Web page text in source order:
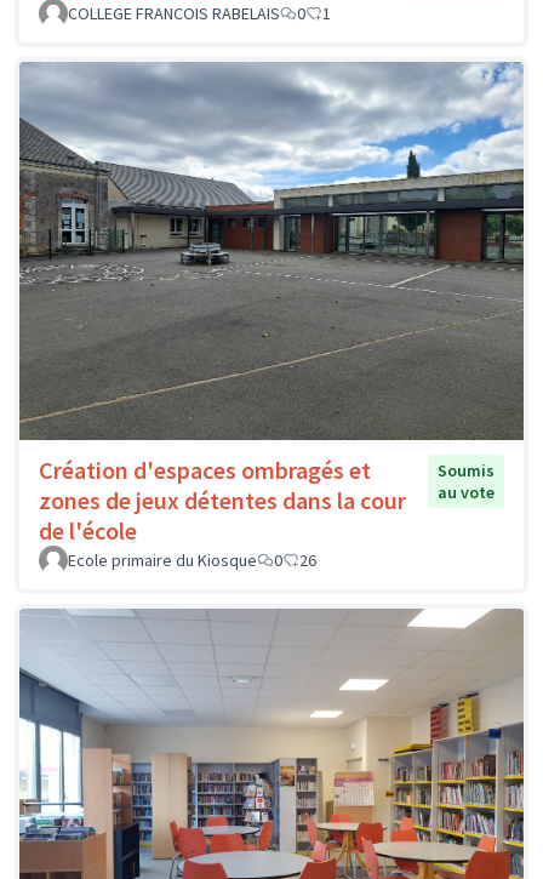
COLLEGE FRANCOIS RABELAIS
0 1
Création d'espaces ombragés et
zones de jeux détentes dans la cour
de l'école
Soumis
au vote
Ecole primaire du Kiosque 0 26